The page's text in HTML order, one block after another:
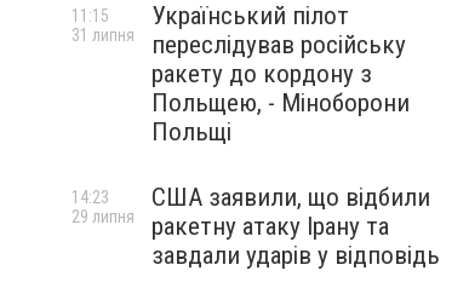
Український пілот
переслідував російську
ракету до кордону з
Польщею, - Міноборони
Польщі
11:15
31 липня
США заявили, що відбили
ракетну атаку Ірану та
завдали ударів у відповідь
14:23
29 липня